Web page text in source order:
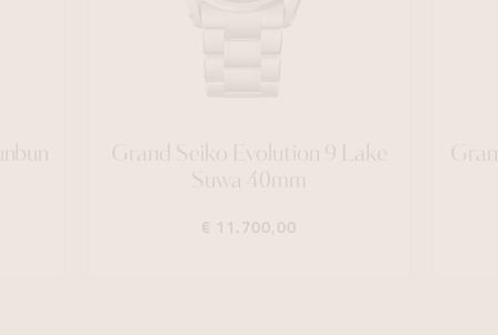
Grand Seiko Evolution 9 Lake
Suwa 40mm
€ 11.700,00